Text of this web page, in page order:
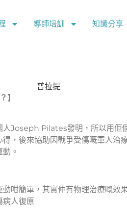
導師培訓 知識分享
】
人Joseph Pilates發明，所以用佢
，後來協助因戰爭受傷嘅軍人治
。
動咁簡單，其實仲有物理治療嘅效
病人復原